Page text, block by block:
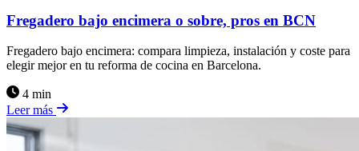
Fregadero bajo encimera o sobre, pros en BCN
Fregadero bajo encimera: compara limpieza, instalación y coste para
elegir mejor en tu reforma de cocina en Barcelona.
4 min
Leer más